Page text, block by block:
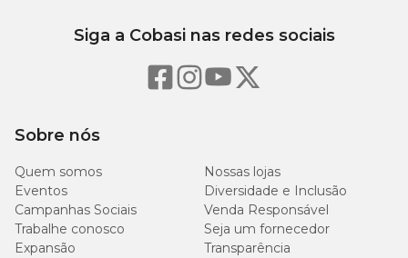
Sobre nós
Quem somos
Nossas lojas
Eventos
Diversidade e Inclusão
Campanhas Sociais
Venda Responsável
Trabalhe conosco
Seja um fornecedor
Expansão
Transparência
Siga a Cobasi nas redes sociais